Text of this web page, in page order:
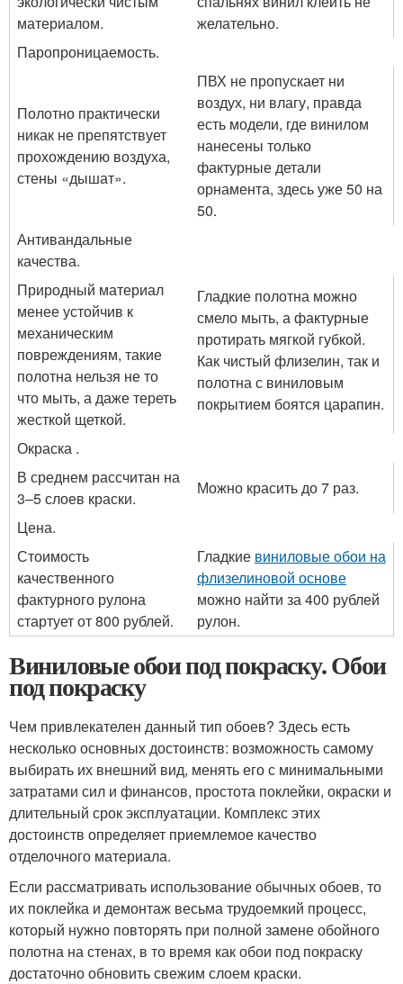
материалом.
желательно.
Паропроницаемость.
Полотно практически
никак не препятствует
прохождению воздуха,
стены «дышат».
ПВХ не пропускает ни
воздух, ни влагу, правда
есть модели, где винилом
нанесены только
фактурные детали
орнамента, здесь уже 50 на
50.
Антивандальные
качества.
Природный материал
менее устойчив к
механическим
повреждениям, такие
полотна нельзя не то
что мыть, а даже тереть
жесткой щеткой.
Гладкие полотна можно
смело мыть, а фактурные
протирать мягкой губкой.
Как чистый флизелин, так и
полотна с виниловым
покрытием боятся царапин.
Окраска .
В среднем рассчитан на
3–5 слоев краски.
Можно красить до 7 раз.
Цена.
Стоимость
качественного
фактурного рулона
стартует от 800 рублей.
Гладкие виниловые обои на
флизелиновой основе
можно найти за 400 рублей
рулон.
Виниловые обои под покраску. Обои
под покраску
Чем привлекателен данный тип обоев? Здесь есть
несколько основных достоинств: возможность самому
выбирать их внешний вид, менять его с минимальными
затратами сил и финансов, простота поклейки, окраски и
длительный срок эксплуатации. Комплекс этих
достоинств определяет приемлемое качество
отделочного материала.
Если рассматривать использование обычных обоев, то
их поклейка и демонтаж весьма трудоемкий процесс,
который нужно повторять при полной замене обойного
полотна на стенах, в то время как обои под покраску
достаточно обновить свежим слоем краски.